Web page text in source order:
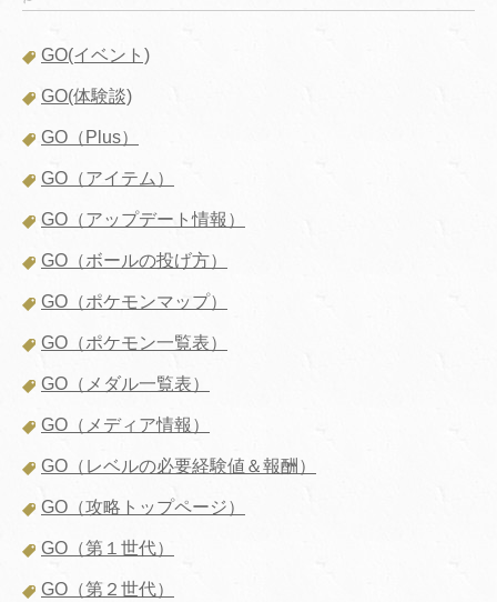
GO(イベント)
GO(体験談)
GO（Plus）
GO（アイテム）
GO（アップデート情報）
GO（ボールの投げ方）
GO（ポケモンマップ）
GO（ポケモン一覧表）
GO（メダル一覧表）
GO（メディア情報）
GO（レベルの必要経験値＆報酬）
GO（攻略トップページ）
GO（第１世代）
GO（第２世代）